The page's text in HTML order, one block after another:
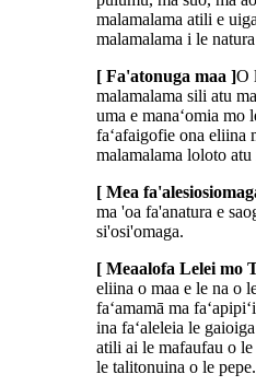
malamalama atili e
malamalama i le natura
[ Fa'atonuga maa ]O
malamalama sili atu
uma e manaʻomia mo
faʻafaigofie ona eliina
malamalama loloto
[ Mea
ma 'oa fa'anatura e
si'osi'omaga.
[ Meaalofa Lelei mo
eliina o maa e le na o
faʻamamā ma
ina faʻaleleia le
atili ai le mafaufau o le
le talitonuina o le pepe.